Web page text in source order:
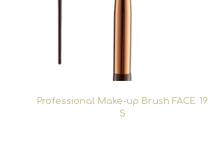
Professional Make-up Brush FACE 19
S